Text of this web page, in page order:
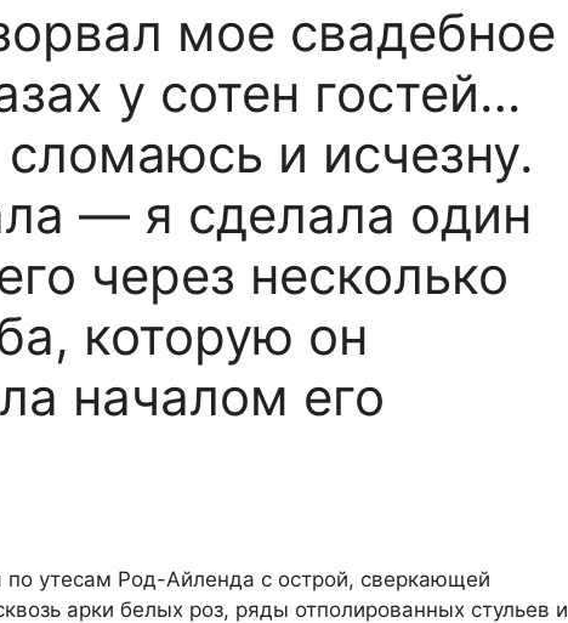
мое свадебное
у сотен гостей…
и исчезну.
— я сделала один
через несколько
которую он
началом его
по утесам Род-Айленда с острой, сверкающей
арки белых роз, ряды отполированных стульев и